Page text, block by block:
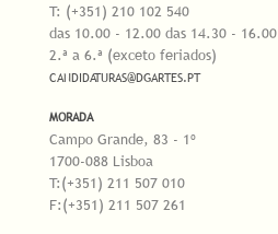
T: (+351) 210 102 540
das 10.00 - 12.00 das 14.30 - 16.00
2.ª a 6.ª (exceto feriados)
CANDIDATURAS@DGARTES.PT
MORADA
Campo Grande, 83 - 1º
1700-088 Lisboa
T:(+351) 211 507 010
F:(+351) 211 507 261